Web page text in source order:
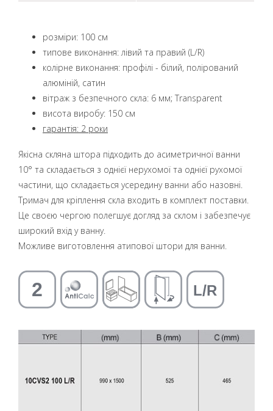
розміри: 100 см
типове виконання: лівий та правий (L/R)
колірне виконання: профілі - білий, полірований
алюміній, сатин
вітраж з безпечного скла: 6 мм; Transparent
висота виробу: 150 см
гарантія: 2 роки
Якісна скляна штора підходить до асиметричної ванни
10° та складається з однієї нерухомої та однієї рухомої
частини, що складається усередину ванни або назовні.
Тримач для кріплення скла входить в комплект поставки.
Це своєю чергою полегшує догляд за склом і забезпечує
широкий вхід у ванну.
Можливе виготовлення атипової штори для ванни.